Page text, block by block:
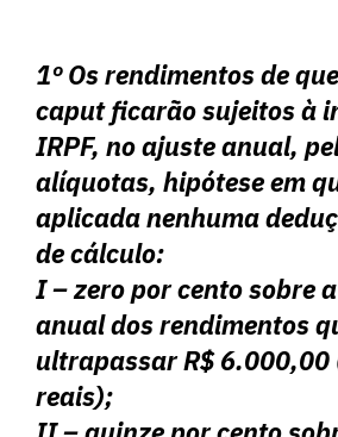
1º Os rendimentos de
caput ficarão sujeitos à
IRPF, no ajuste anual,
alíquotas, hipótese em
aplicada nenhuma
de cálculo:
I – zero por cento sobre
anual dos rendimentos
ultrapassar R$ 6.000,00
reais);